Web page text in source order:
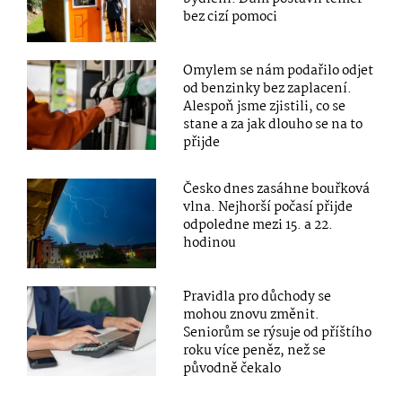
bez cizí pomoci
Omylem se nám podařilo odjet
od benzinky bez zaplacení.
Alespoň jsme zjistili, co se
stane a za jak dlouho se na to
přijde
Česko dnes zasáhne bouřková
vlna. Nejhorší počasí přijde
odpoledne mezi 15. a 22.
hodinou
Pravidla pro důchody se
mohou znovu změnit.
Seniorům se rýsuje od příštího
roku více peněz, než se
původně čekalo